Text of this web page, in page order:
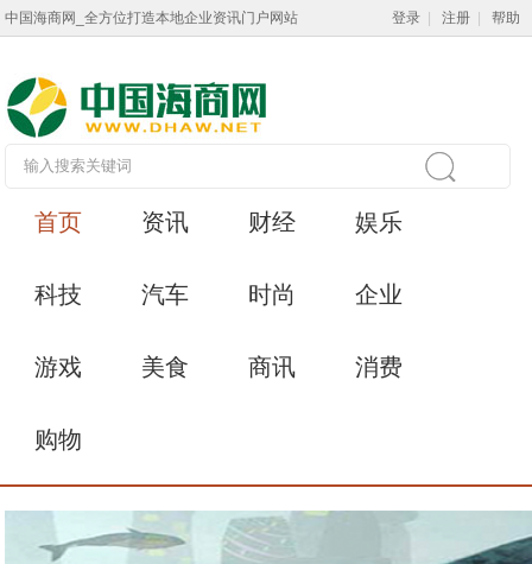
中国海商网_全方位打造本地企业资讯门户网站 登录 注册 帮助
首页 资讯 财经 娱乐
科技 汽车 时尚 企业
游戏 美食 商讯 消费
购物